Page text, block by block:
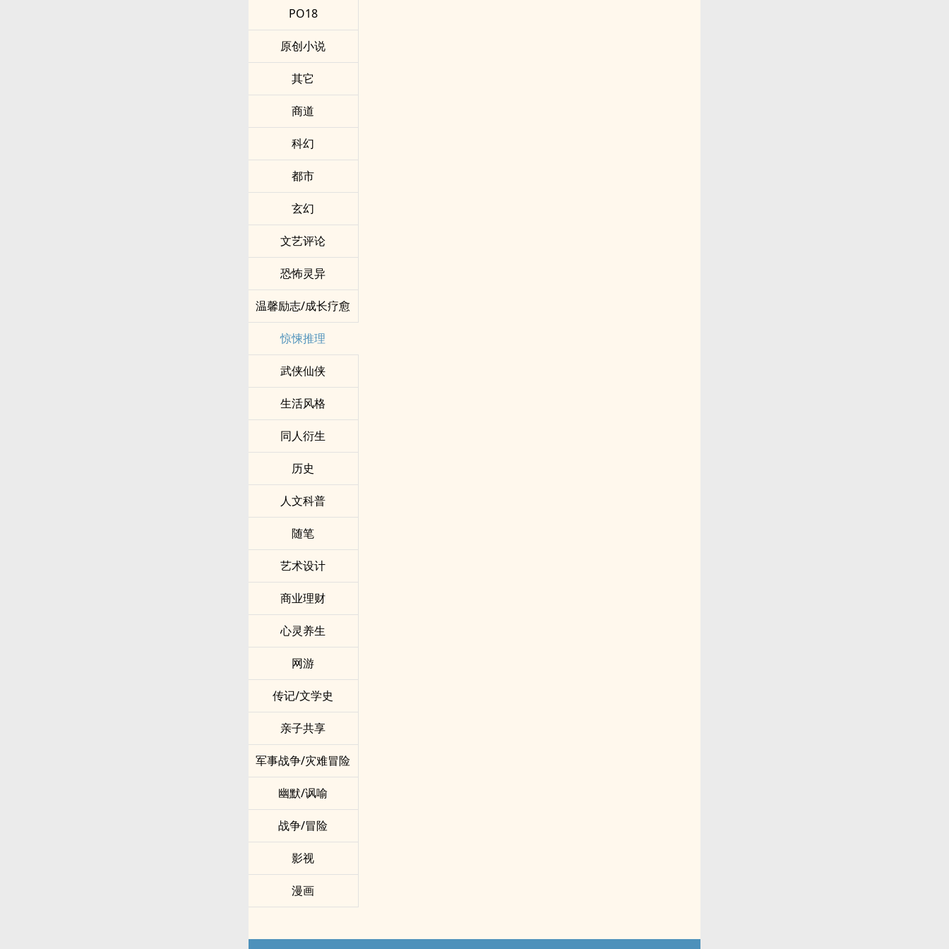
PO18
原创小说
其它
商道
科幻
都市
玄幻
文艺评论
恐怖灵异
温馨励志/成长疗愈
惊悚推理
武侠仙侠
生活风格
同人衍生
历史
人文科普
随笔
艺术设计
商业理财
心灵养生
网游
传记/文学史
亲子共享
军事战争/灾难冒险
幽默/讽喻
战争/冒险
影视
漫画